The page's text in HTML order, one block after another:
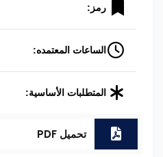
رمز:
الساعات المعتمده:
المتطلبات الأساسية:
تحميل PDF